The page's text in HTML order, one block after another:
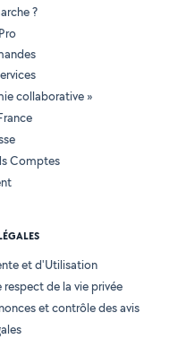
?
collaborative »
Comptes
et d'Utilisation
de la vie privée
et contrôle des avis